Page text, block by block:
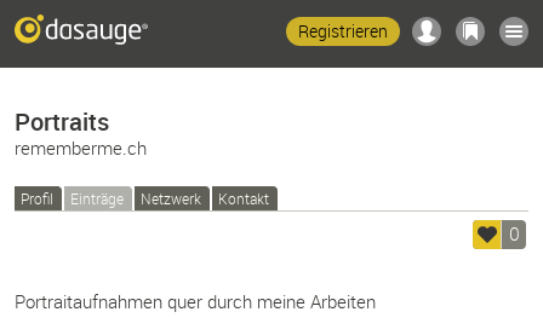
Registrieren
Portraits
rememberme.ch
Profil Einträge Netzwerk Kontakt
0
Portraitaufnahmen quer durch meine Arbeiten